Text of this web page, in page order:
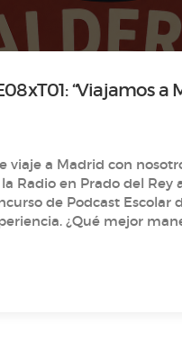
“Viajamos a
viaje a Madrid con
Radio en Prado del
de Podcast Escolar
¿Qué mejor
concurso para el nuevo